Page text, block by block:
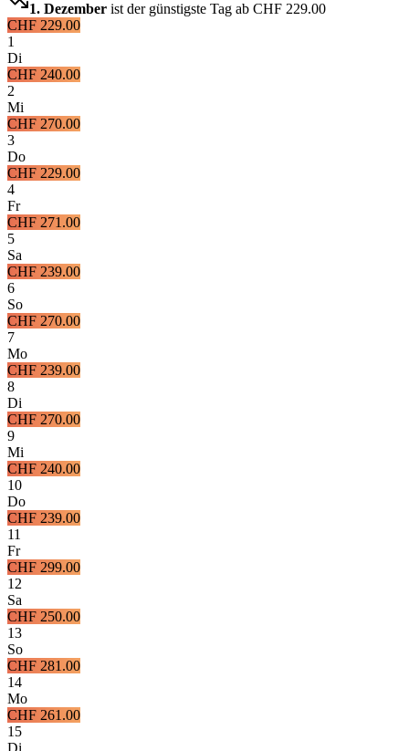
1. Dezember ist der günstigste Tag ab CHF 229.00
CHF 229.00
1
Di
CHF 240.00
2
Mi
CHF 270.00
3
Do
CHF 229.00
4
Fr
CHF 271.00
5
Sa
CHF 239.00
6
So
CHF 270.00
7
Mo
CHF 239.00
8
Di
CHF 270.00
9
Mi
CHF 240.00
10
Do
CHF 239.00
11
Fr
CHF 299.00
12
Sa
CHF 250.00
13
So
CHF 281.00
14
Mo
CHF 261.00
15